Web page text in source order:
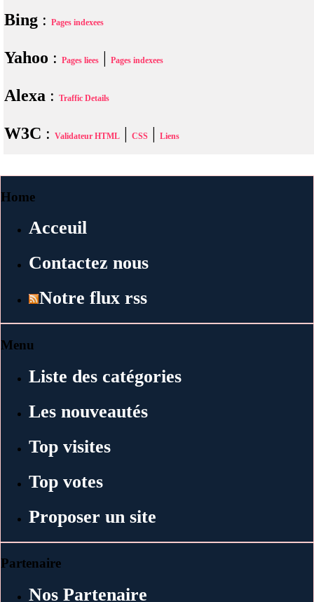
Bing : Pages indexees
Yahoo : Pages liees | Pages indexees
Alexa : Traffic Details
W3C : Validateur HTML | CSS | Liens
Home
Acceuil
Contactez nous
Notre flux rss
Menu
Liste des catégories
Les nouveautés
Top visites
Top votes
Proposer un site
Partenaire
Nos Partenaire